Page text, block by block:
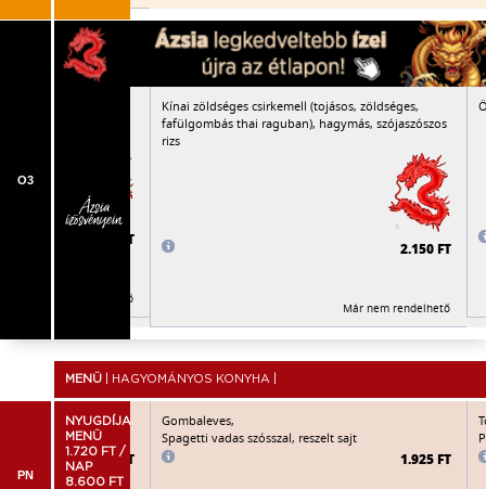
O3
2.210 FT
Már nem rendelhető
Kínai zöldséges csirkemell (tojásos, zöldséges,
fafülgombás thai raguban), hagymás, szójaszószos
rizs
2.150 FT
Már nem rendelhető
MENÜ | HAGYOMÁNYOS KONYHA |
PN
NYUGDÍJAS
MENÜ
1.720 FT /
NAP
8.600 FT
1.955 FT
Gombaleves,
Spagetti vadas szósszal, reszelt sajt
1.925 FT